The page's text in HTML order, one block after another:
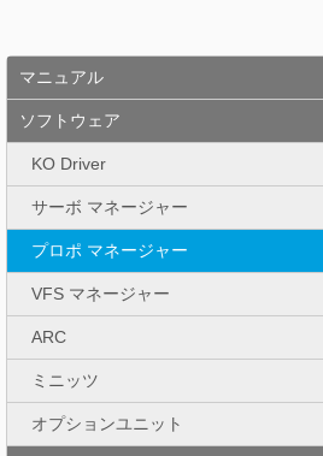
マニュアル
ソフトウェア
KO Driver
サーボ マネージャー
プロポ マネージャー
VFS マネージャー
ARC
ミニッツ
オプションユニット